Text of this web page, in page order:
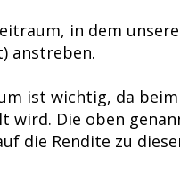
in dem
anstreben.
ist wichtig, da
wird. Die oben
die Rendite zu